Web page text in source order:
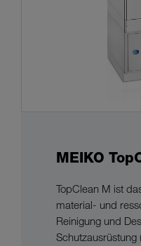
MEIKO
TopClean M ist
material- und
Reinigung und
Schutzausrüstung